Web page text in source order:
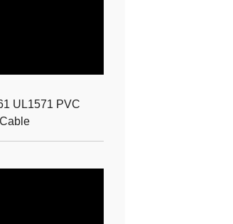
UL1571 PVC